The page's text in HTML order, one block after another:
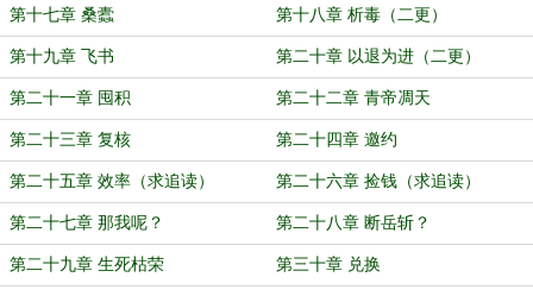
第十七章 桑蠹 第十八章 析毒（二更）
第十九章 飞书 第二十章 以退为进（二更）
第二十一章 囤积 第二十二章 青帝凋天
第二十三章 复核 第二十四章 邀约
第二十五章 效率（求追读） 第二十六章 捡钱（求追读）
第二十七章 那我呢？ 第二十八章 断岳斩？
第二十九章 生死枯荣 第三十章 兑换